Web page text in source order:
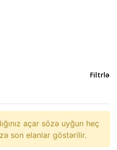
Filtrlə
açar sözə uyğun heç
son elanlar göstərilir.